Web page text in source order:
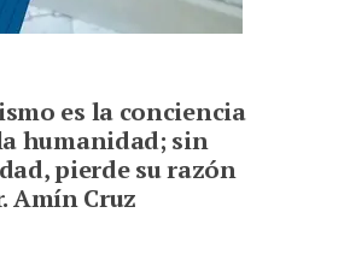
es la conciencia
humanidad; sin
pierde su razón
Amín Cruz